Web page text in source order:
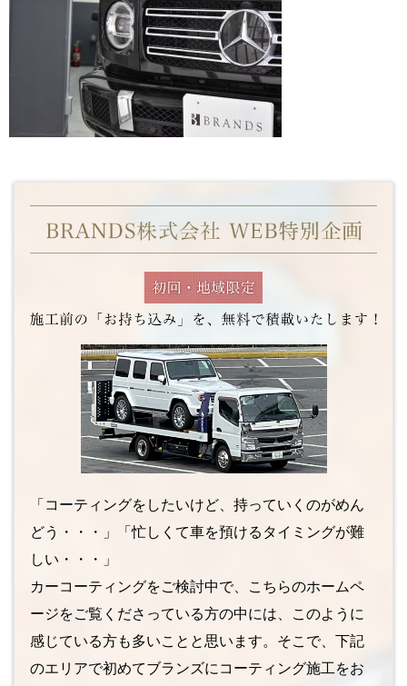
「コーティングをしたいけど、持っていくのがめん
どう・・・」「忙しくて車を預けるタイミングが難
しい・・・」
カーコーティングをご検討中で、こちらのホームペ
ージをご覧くださっている方の中には、このように
感じている方も多いことと思います。そこで、下記
のエリアで初めてブランズにコーティング施工をお